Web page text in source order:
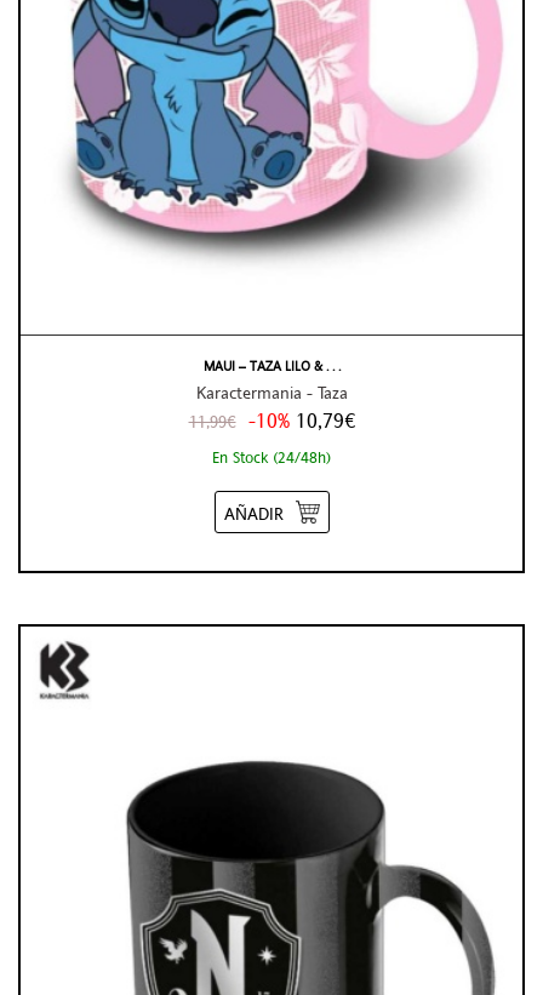
MAUI – TAZA LILO & . . .
Karactermania - Taza
11,99€ -10% 10,79€
En Stock (24/48h)
AÑADIR